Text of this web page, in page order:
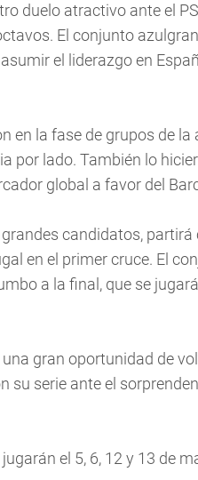
duelo atractivo ante el
El conjunto
el liderazgo en
en la fase de grupos de la
por lado. También lo
global a favor del
candidatos,
en el primer cruce. El
a la final, que se
gran oportunidad de
su serie ante el
el 5, 6, 12 y 13 de